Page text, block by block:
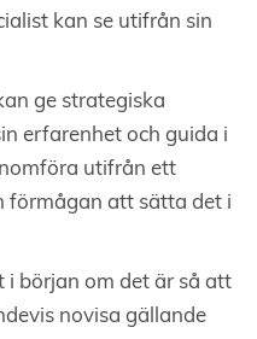
kan se utifrån sin
ge strategiska
erfarenhet och guida i
utifrån ett
förmågan att sätta det i
i början om det är så att
novisa gällande